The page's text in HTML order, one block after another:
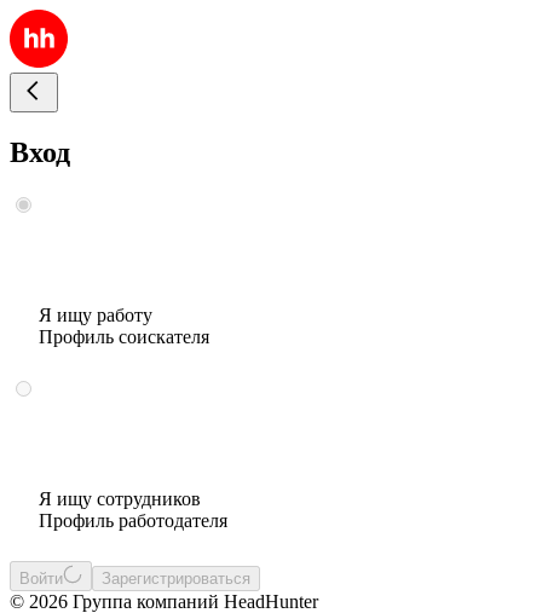
Вход
Я ищу работу
Профиль соискателя
Я ищу сотрудников
Профиль работодателя
Войти Зарегистрироваться
© 2026 Группа компаний HeadHunter